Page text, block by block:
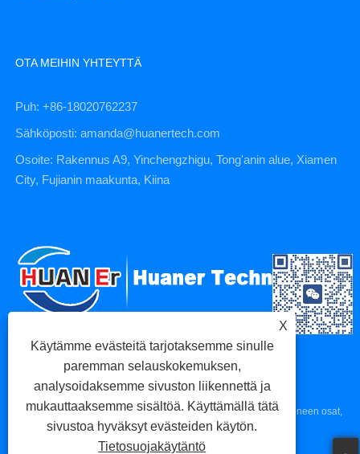
OTA MEIHIN YHTEYTTÄ
Puh: +86-18020762237
Sähköposti: amanda@huanertech.com
Osoite: Rakennus A9, Yinchengzhigu, Tong'anin alue, Xiamen
City, Fujianin maakunta, Kiina
Copyright © 2023 Xiamen Huaner Technology Co., Ltd - CNC-koneen osat,
X
Käytämme evästeitä tarjotaksemme sinulle
paremman selauskokemuksen,
analysoidaksemme sivuston liikennettä ja
mukauttaaksemme sisältöä. Käyttämällä tätä
sivustoa hyväksyt evästeiden käytön.
Tietosuojakäytäntö